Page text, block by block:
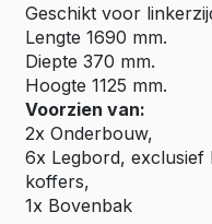
Geschikt voor
Lengte 1690 mm.
Diepte 370 mm.
Hoogte 1125 mm.
Voorzien van:
2x Onderbouw,
6x Legbord,
koffers,
1x Bovenbak